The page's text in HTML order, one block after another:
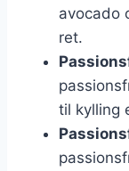
avocado
ret.
til kylling